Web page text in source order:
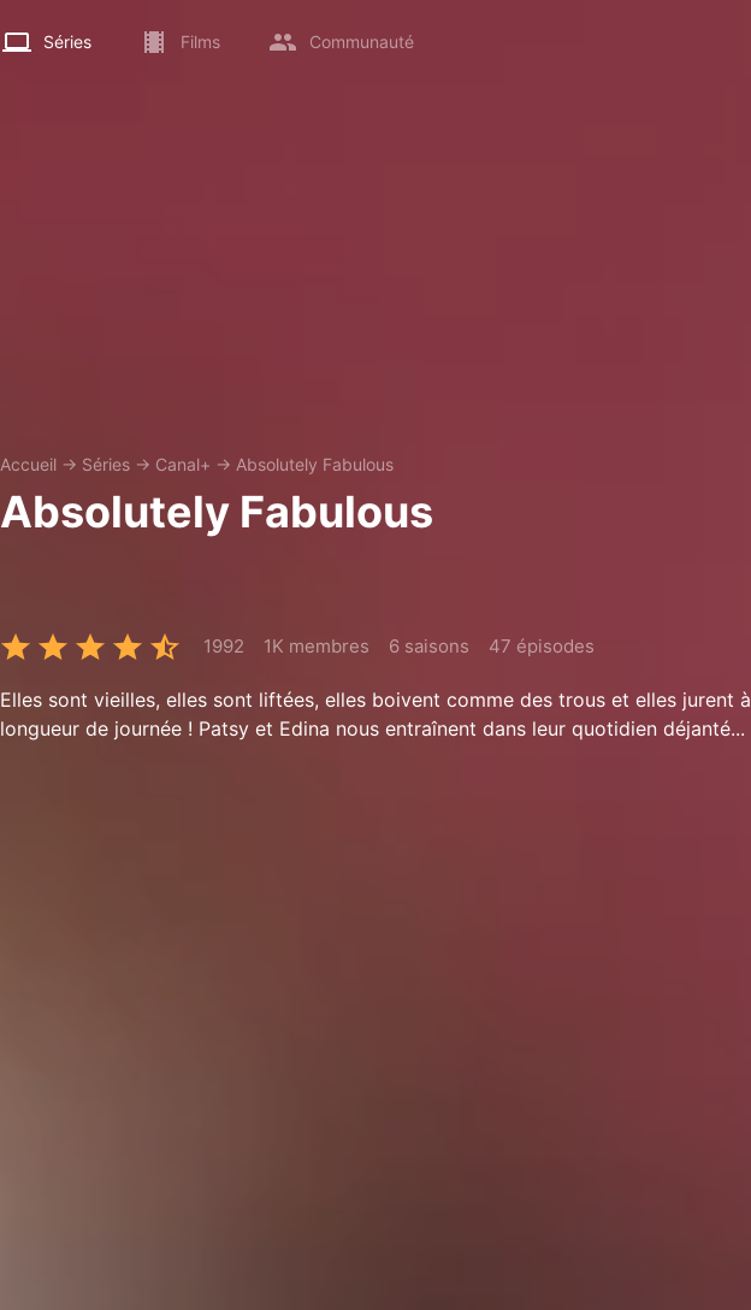
Séries Films Communauté
Accueil → Séries → Canal+ → Absolutely Fabulous
Absolutely Fabulous
1992 1K membres 6 saisons 47 épisodes
Elles sont vieilles, elles sont liftées, elles boivent comme des trous et elles jurent à
longueur de journée ! Patsy et Edina nous entraînent dans leur quotidien déjanté...